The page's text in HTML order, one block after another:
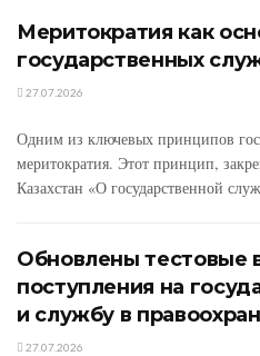
Меритократия как
государственных
27.07.2026
Одним из ключевых принципов
меритократия. Этот принцип,
Казахстан «О государственной
Обновлены тестовые
поступления на
и службу в
27.07.2026